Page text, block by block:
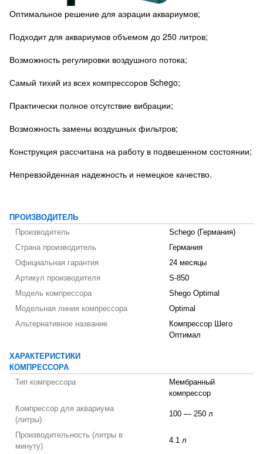
Оптимальное решение для аэрации аквариумов;
Подходит для аквариумов объемом до 250 литров;
Возможность регулировки воздушного потока;
Самый тихий из всех компрессоров Schego;
Практически полное отсутствие вибрации;
Возможность замены воздушных фильтров;
Конструкция рассчитана на работу в подвешенном состоянии;
Непревзойденная надежность и немецкое качество.
ПРОИЗВОДИТЕЛЬ
Производитель
Schego (Германия)
Страна производитель
Германия
Официальная гарантия
24 месяцы
Артикул производителя
S-850
Модель компрессора
Shego Optimal
Модельная линия компрессора
Optimal
Альтернативное название
Компрессор Шего
Оптимал
ХАРАКТЕРИСТИКИ
КОМПРЕССОРА
Тип компрессора
Мембранный
компрессор
Компрессор для аквариума
(литры)
100 — 250 л
Производительность (литры в
минуту)
4.1 л